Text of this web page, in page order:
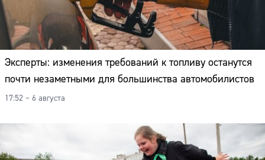
Эксперты: изменения требований к топливу останутся
почти незаметными для большинства автомобилистов
17:52 – 6 августа